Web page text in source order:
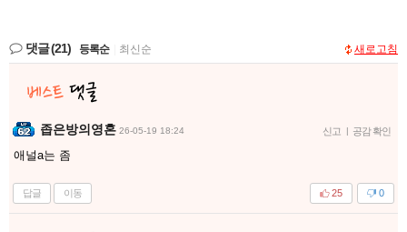
댓글(21) 등록순 최신순 새로고침
좁은방의영혼 26-05-19 18:24 신고 | 공감 확인
애널a는 좀
답글 이동 0
25